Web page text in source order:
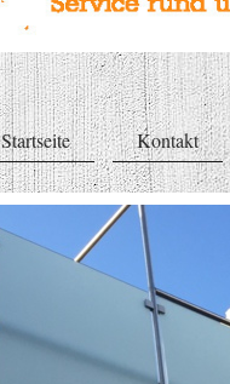
Startseite Kontakt